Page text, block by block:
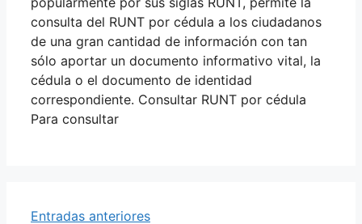
consulta del RUNT por cédula a los ciudadanos
de una gran cantidad de información con tan
sólo aportar un documento informativo vital, la
cédula o el documento de identidad
correspondiente. Consultar RUNT por cédula
Para consultar
Entradas anteriores